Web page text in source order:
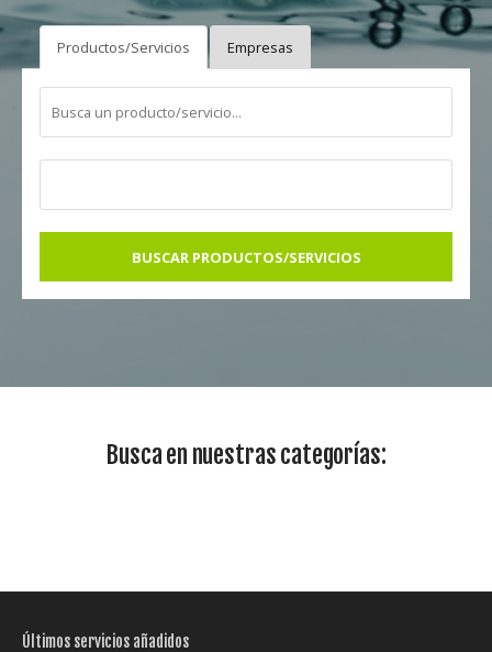
Productos/Servicios Empresas
BUSCAR PRODUCTOS/SERVICIOS
Busca en nuestras categorías:
Últimos servicios añadidos